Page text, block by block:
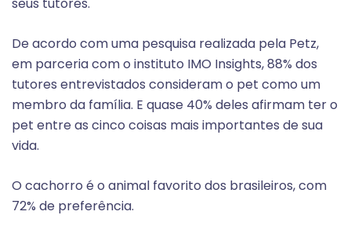
De acordo com uma pesquisa realizada pela Petz,
em parceria com o instituto IMO Insights, 88% dos
tutores entrevistados consideram o pet como um
membro da família. E quase 40% deles afirmam ter o
pet entre as cinco coisas mais importantes de sua
vida.
O cachorro é o animal favorito dos brasileiros, com
72% de preferência.